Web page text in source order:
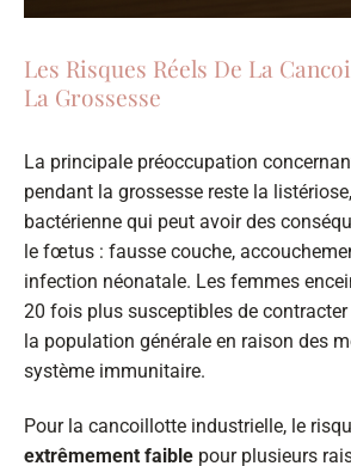
Les Risques Réels De La
La Grossesse
La principale préoccupation
pendant la grossesse reste la
bactérienne qui peut avoir des
le fœtus : fausse couche,
infection néonatale. Les femmes
20 fois plus susceptibles de
la population générale en raison des
système immunitaire.
Pour la cancoillotte industrielle, le
extrêmement faible pour plusieurs